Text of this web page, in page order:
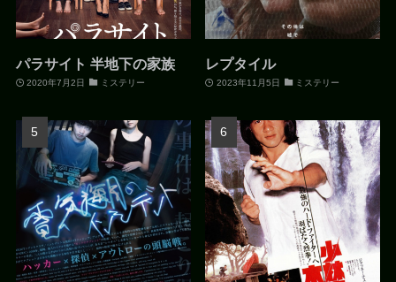
パラサイト 半地下の家族
2020年7月2日 ミステリー
レプタイル
2023年11月5日 ミステリー